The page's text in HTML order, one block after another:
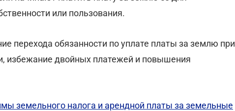
или пользования.
перехода обязанности по уплате платы за землю при
избежание двойных платежей и повышения
земельного налога и арендной платы за земельные